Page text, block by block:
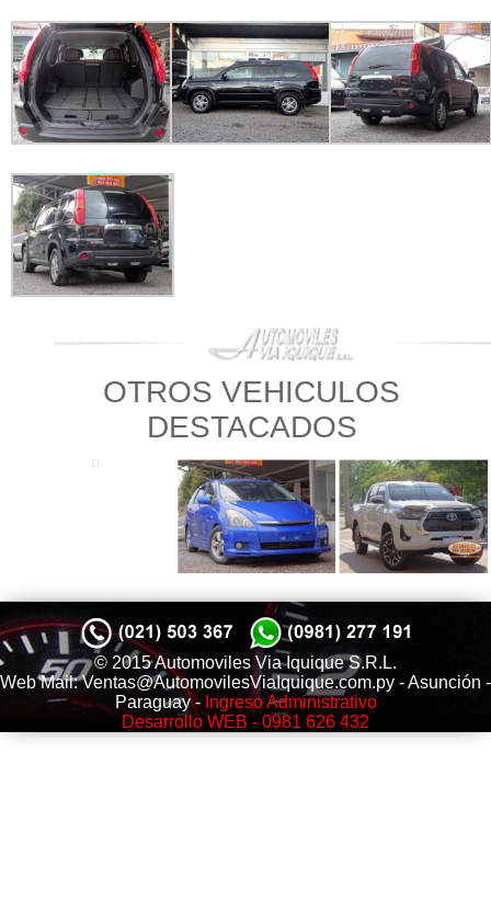
OTROS VEHICULOS
DESTACADOS
© 2015 Automoviles Via Iquique S.R.L.
Web Mail: Ventas@AutomovilesViaIquique.com.py - Asunción -
Paraguay - Ingreso Administrativo
Desarrollo WEB - 0981 626 432